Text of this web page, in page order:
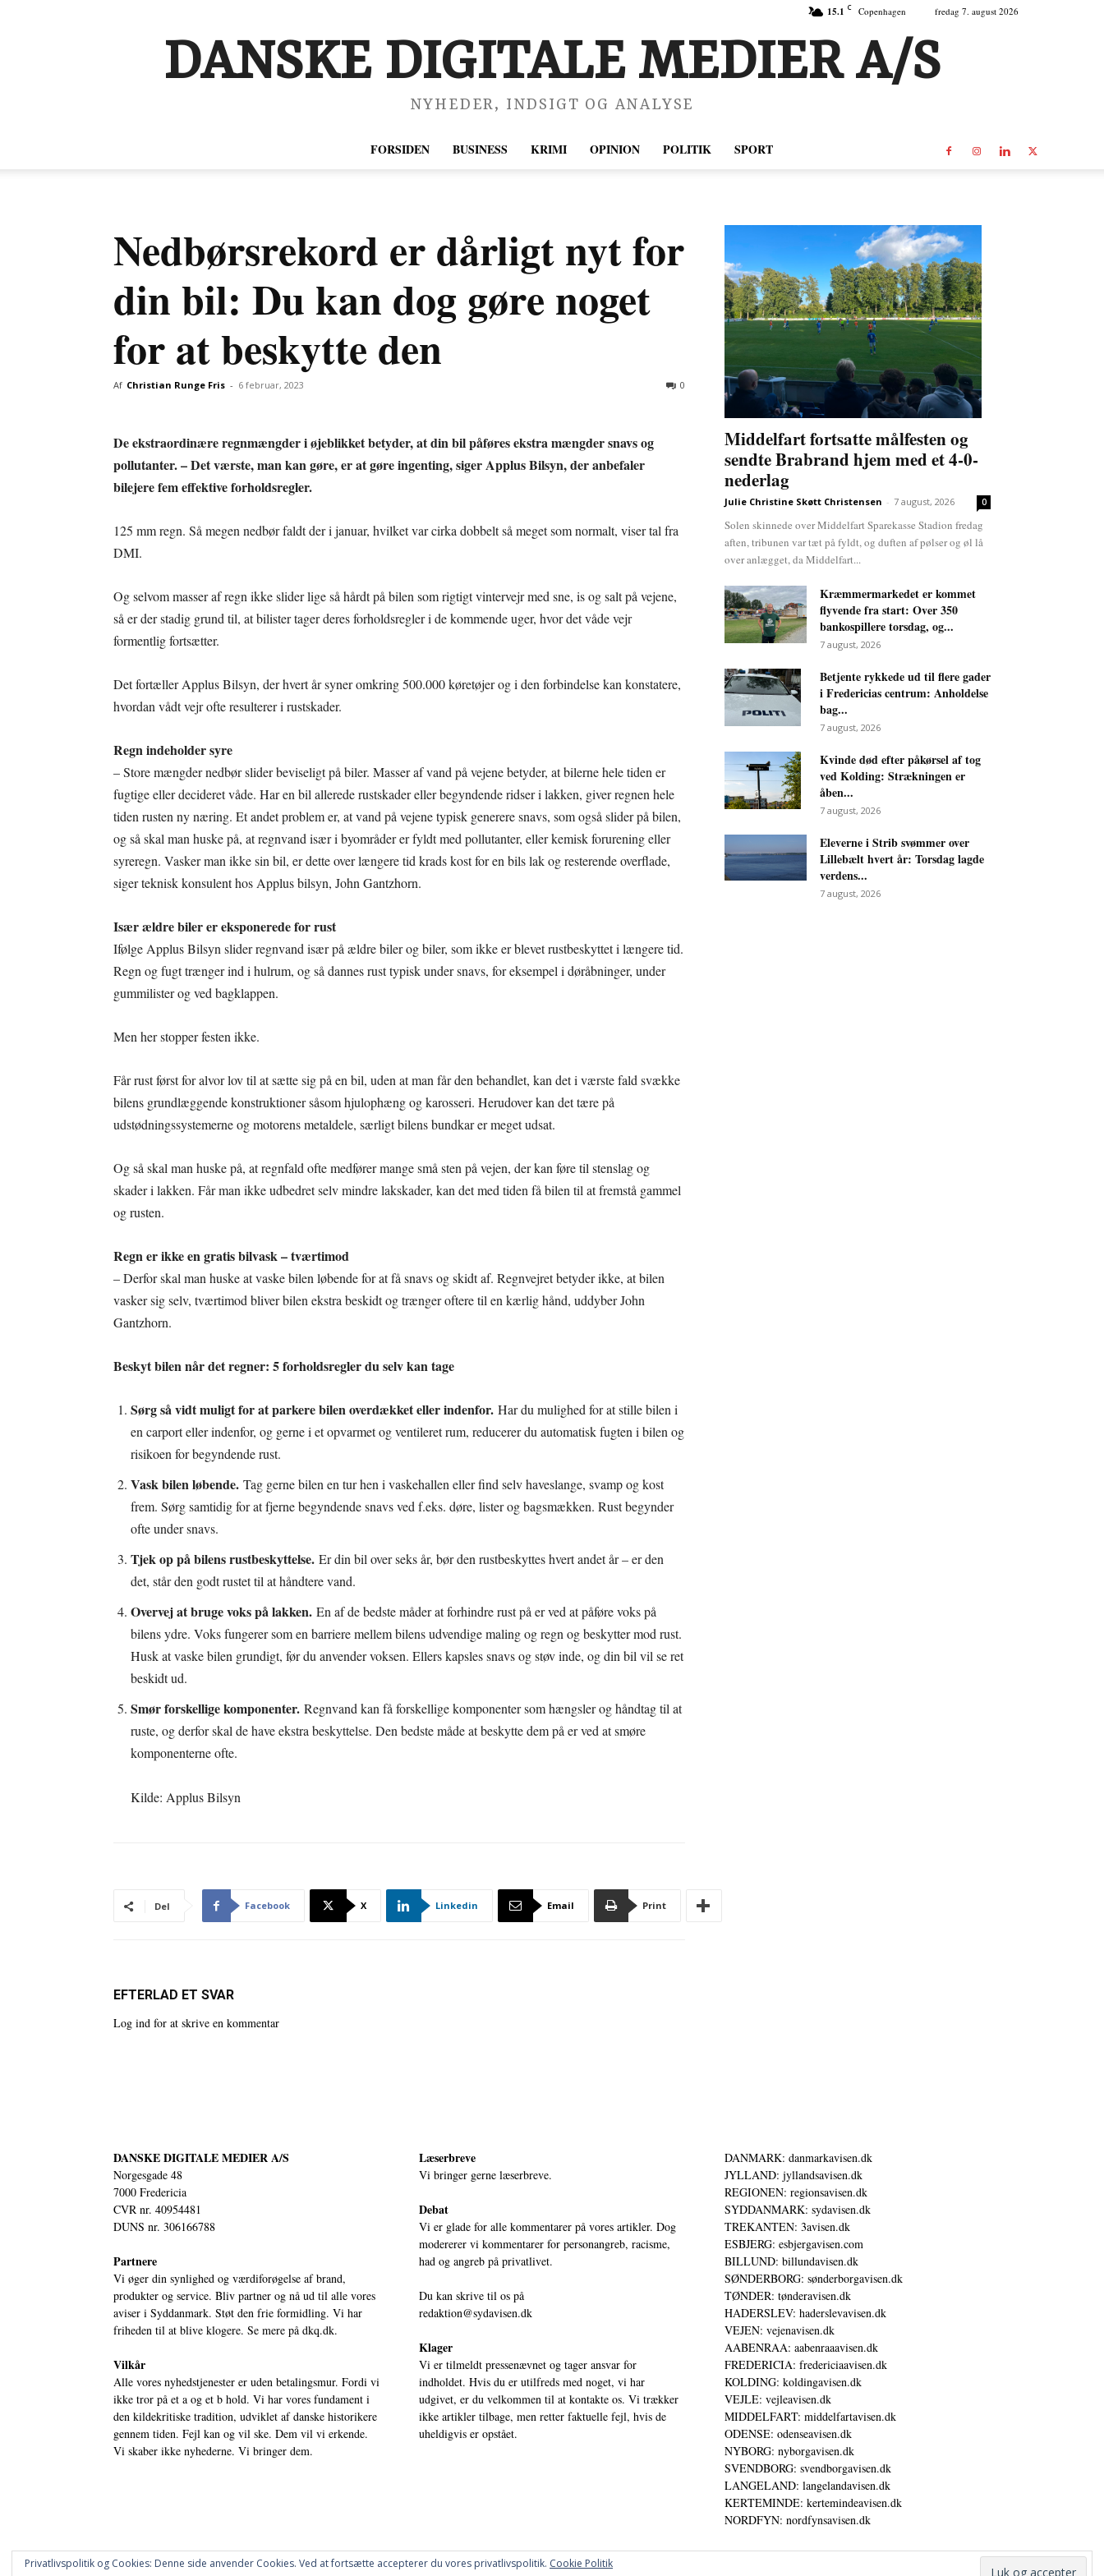
15.1 C Copenhagen fredag 7. august 2026
DANSKE DIGITALE MEDIER A/S
NYHEDER, INDSIGT OG ANALYSE
FORSIDEN BUSINESS KRIMI OPINION POLITIK SPORT
Nedbørsrekord er dårligt nyt for
din bil: Du kan dog gøre noget
for at beskytte den
Af Christian Runge Fris - 6 februar, 2023 0
De ekstraordinære regnmængder i øjeblikket betyder, at din bil påføres ekstra mængder snavs og
pollutanter. – Det værste, man kan gøre, er at gøre ingenting, siger Applus Bilsyn, der anbefaler
bilejere fem effektive forholdsregler.
125 mm regn. Så megen nedbør faldt der i januar, hvilket var cirka dobbelt så meget som normalt, viser tal fra
DMI.
Og selvom masser af regn ikke slider lige så hårdt på bilen som rigtigt vintervejr med sne, is og salt på vejene,
så er der stadig grund til, at bilister tager deres forholdsregler i de kommende uger, hvor det våde vejr
formentlig fortsætter.
Det fortæller Applus Bilsyn, der hvert år syner omkring 500.000 køretøjer og i den forbindelse kan konstatere,
hvordan vådt vejr ofte resulterer i rustskader.
Regn indeholder syre
– Store mængder nedbør slider beviseligt på biler. Masser af vand på vejene betyder, at bilerne hele tiden er
fugtige eller decideret våde. Har en bil allerede rustskader eller begyndende ridser i lakken, giver regnen hele
tiden rusten ny næring. Et andet problem er, at vand på vejene typisk generere snavs, som også slider på bilen,
og så skal man huske på, at regnvand især i byområder er fyldt med pollutanter, eller kemisk forurening eller
syreregn. Vasker man ikke sin bil, er dette over længere tid krads kost for en bils lak og resterende overflade,
siger teknisk konsulent hos Applus bilsyn, John Gantzhorn.
Især ældre biler er eksponerede for rust
Ifølge Applus Bilsyn slider regnvand især på ældre biler og biler, som ikke er blevet rustbeskyttet i længere tid.
Regn og fugt trænger ind i hulrum, og så dannes rust typisk under snavs, for eksempel i døråbninger, under
gummilister og ved bagklappen.
Men her stopper festen ikke.
Får rust først for alvor lov til at sætte sig på en bil, uden at man får den behandlet, kan det i værste fald svække
bilens grundlæggende konstruktioner såsom hjulophæng og karosseri. Herudover kan det tære på
udstødningssystemerne og motorens metaldele, særligt bilens bundkar er meget udsat.
Og så skal man huske på, at regnfald ofte medfører mange små sten på vejen, der kan føre til stenslag og
skader i lakken. Får man ikke udbedret selv mindre lakskader, kan det med tiden få bilen til at fremstå gammel
og rusten.
Regn er ikke en gratis bilvask – tværtimod
– Derfor skal man huske at vaske bilen løbende for at få snavs og skidt af. Regnvejret betyder ikke, at bilen
vasker sig selv, tværtimod bliver bilen ekstra beskidt og trænger oftere til en kærlig hånd, uddyber John
Gantzhorn.
Beskyt bilen når det regner: 5 forholdsregler du selv kan tage
Sørg så vidt muligt for at parkere bilen overdækket eller indenfor. Har du mulighed for at stille bilen i
en carport eller indenfor, og gerne i et opvarmet og ventileret rum, reducerer du automatisk fugten i bilen og
risikoen for begyndende rust.
Vask bilen løbende. Tag gerne bilen en tur hen i vaskehallen eller find selv haveslange, svamp og kost
frem. Sørg samtidig for at fjerne begyndende snavs ved f.eks. døre, lister og bagsmækken. Rust begynder
ofte under snavs.
Tjek op på bilens rustbeskyttelse. Er din bil over seks år, bør den rustbeskyttes hvert andet år – er den
det, står den godt rustet til at håndtere vand.
Overvej at bruge voks på lakken. En af de bedste måder at forhindre rust på er ved at påføre voks på
bilens ydre. Voks fungerer som en barriere mellem bilens udvendige maling og regn og beskytter mod rust.
Husk at vaske bilen grundigt, før du anvender voksen. Ellers kapsles snavs og støv inde, og din bil vil se ret
beskidt ud.
Smør forskellige komponenter. Regnvand kan få forskellige komponenter som hængsler og håndtag til at
ruste, og derfor skal de have ekstra beskyttelse. Den bedste måde at beskytte dem på er ved at smøre
komponenterne ofte.
Kilde: Applus Bilsyn
Del Facebook X Linkedin Email Print
EFTERLAD ET SVAR
Log ind for at skrive en kommentar
Middelfart fortsatte målfesten og
sendte Brabrand hjem med et 4-0-
nederlag
Julie Christine Skøtt Christensen - 7 august, 2026 0
Solen skinnede over Middelfart Sparekasse Stadion fredag
aften, tribunen var tæt på fyldt, og duften af pølser og øl lå
over anlægget, da Middelfart...
Kræmmermarkedet er kommet
flyvende fra start: Over 350
bankospillere torsdag, og...
7 august, 2026
Betjente rykkede ud til flere gader
i Fredericias centrum: Anholdelse
bag...
7 august, 2026
Kvinde død efter påkørsel af tog
ved Kolding: Strækningen er
åben...
7 august, 2026
Eleverne i Strib svømmer over
Lillebælt hvert år: Torsdag lagde
verdens...
7 august, 2026
DANSKE DIGITALE MEDIER A/S
Norgesgade 48
7000 Fredericia
CVR nr. 40954481
DUNS nr. 306166788
Partnere
Vi øger din synlighed og værdiforøgelse af brand,
produkter og service. Bliv partner og nå ud til alle vores
aviser i Syddanmark. Støt den frie formidling. Vi har
friheden til at blive klogere. Se mere på dkq.dk.
Vilkår
Alle vores nyhedstjenester er uden betalingsmur. Fordi vi
ikke tror på et a og et b hold. Vi har vores fundament i
den kildekritiske tradition, udviklet af danske historikere
gennem tiden. Fejl kan og vil ske. Dem vil vi erkende.
Vi skaber ikke nyhederne. Vi bringer dem.
Læserbreve
Vi bringer gerne læserbreve.
Debat
Vi er glade for alle kommentarer på vores artikler. Dog
modererer vi kommentarer for personangreb, racisme,
had og angreb på privatlivet.
Du kan skrive til os på
redaktion@sydavisen.dk
Klager
Vi er tilmeldt pressenævnet og tager ansvar for
indholdet. Hvis du er utilfreds med noget, vi har
udgivet, er du velkommen til at kontakte os. Vi trækker
ikke artikler tilbage, men retter faktuelle fejl, hvis de
uheldigvis er opstået.
DANMARK: danmarkavisen.dk
JYLLAND: jyllandsavisen.dk
REGIONEN: regionsavisen.dk
SYDDANMARK: sydavisen.dk
TREKANTEN: 3avisen.dk
ESBJERG: esbjergavisen.com
BILLUND: billundavisen.dk
SØNDERBORG: sønderborgavisen.dk
TØNDER: tønderavisen.dk
HADERSLEV: haderslevavisen.dk
VEJEN: vejenavisen.dk
AABENRAA: aabenraaavisen.dk
FREDERICIA: fredericiaavisen.dk
KOLDING: koldingavisen.dk
VEJLE: vejleavisen.dk
MIDDELFART: middelfartavisen.dk
ODENSE: odenseavisen.dk
NYBORG: nyborgavisen.dk
SVENDBORG: svendborgavisen.dk
LANGELAND: langelandavisen.dk
KERTEMINDE: kertemindeavisen.dk
NORDFYN: nordfynsavisen.dk
Privatlivspolitik og Cookies: Denne side anvender Cookies. Ved at fortsætte accepterer du vores privatlivspolitik. Cookie Politik